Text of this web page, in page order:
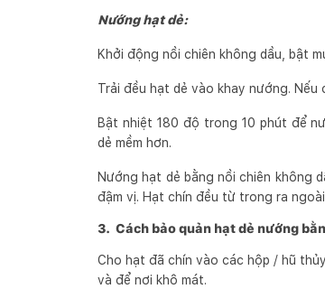
Nướng hạt dẻ:
Khởi động nồi chiên không dầu, bật
Trải đều hạt dẻ vào khay nướng.
Bật nhiệt 180 độ trong 10 phút để
dẻ mềm hơn.
Nướng hạt dẻ bằng nồi chiên không
đậm vị. Hạt chín đều từ trong ra
3. Cách bảo quản hạt dẻ nướng
Cho hạt đã chín vào các hộp / hũ
và để nơi khô mát.